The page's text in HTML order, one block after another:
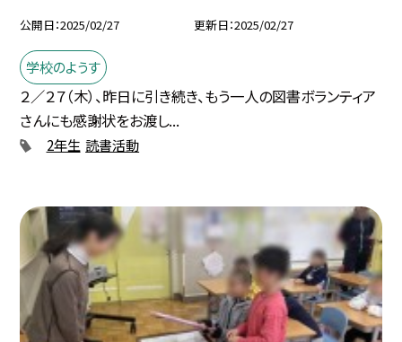
公開日 2025/02/27 更新日 2025/02/27
学校のようす
２／２７（木）、昨日に引き続き、もう一人の図書ボランティア
さんにも感謝状をお渡し...
2年生 読書活動